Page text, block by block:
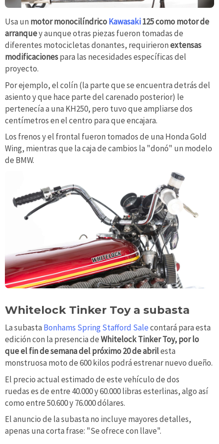
Usa un motor monocilíndricoKawasaki125 como motor de
arranquey aunque otras piezas fueron tomadas de
diferentes motocicletas donantes, requirieronextensas
modificacionespara las necesidades específicas del
proyecto.
Por ejemplo, el colín (la parte que se encuentra detrás del
asiento y que hace parte del carenado posterior) le
pertenecía a una KH250, pero tuvo que ampliarse dos
centímetros en el centro para que encajara.
Los frenos y el frontal fueron tomados de una Honda Gold
Wing, mientras que la caja de cambios la "donó" un modelo
de BMW.
Whitelock Tinker Toy a subasta
La subasta Bonhams Spring Stafford Salecontará para esta
edición con la presencia deWhitelock Tinker Toy, por lo
que el fin de semana del próximo 20 de abrilesta
monstruosa moto de 600 kilos podrá estrenar nuevo dueño.
El precio actual estimado de este vehículo de dos
ruedas es de entre 40.000 y 60.000 libras esterlinas, algo así
como entre 50.600 y 76.000 dólares.
El anuncio de la subasta no incluye mayores detalles,
apenas una corta frase: "Se ofrece con llave".